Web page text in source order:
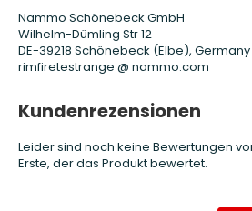
Nammo Schönebeck GmbH
Wilhelm-Dümling Str 12
DE-39218 Schönebeck (Elbe), Germany
rimfiretestrange @ nammo.com
Kundenrezensionen
Leider sind noch keine Bewertungen
Erste, der das Produkt bewertet.